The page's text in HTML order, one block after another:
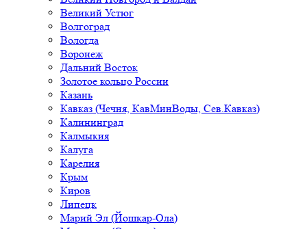
Великий Устюг
Волгоград
Вологда
Воронеж
Дальний Восток
Золотое кольцо России
Казань
Кавказ (Чечня, КавМинВоды, Сев.Кавказ)
Калининград
Калмыкия
Калуга
Карелия
Крым
Киров
Липецк
Марий Эл (Йошкар-Ола)